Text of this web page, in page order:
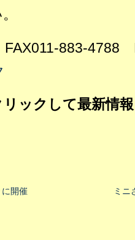
883-4788
ックして最新情
開催 ミニ